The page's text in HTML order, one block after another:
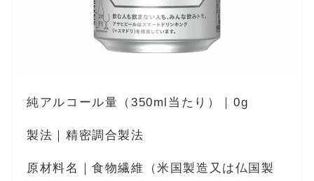
純アルコール量（350ml当たり）｜0g
製法｜精密調合製法
原材料名｜食物繊維（米国製造又は仏国製